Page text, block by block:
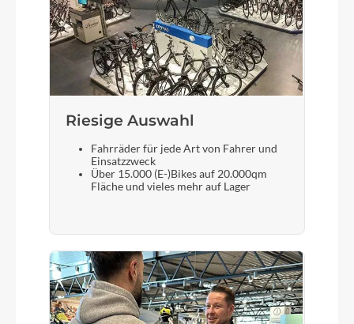
Shimano GRX 825 Di2, braze-on
Steuersatz
Integrated, 1-1/8" - 1.5"
Sattel
Prologo Dimension AGX T4.0
12x100mm thru-axle, flat mount disc, internal
routing, 1-1/8" to 1-1/2" Delta steerer, 55mm
offset
Riesige Auswahl
Fahrräder für jede Art von Fahrer und
Einsatzzweck
Über 15.000 (E-)Bikes auf 20.000qm
Fläche und vieles mehr auf Lager